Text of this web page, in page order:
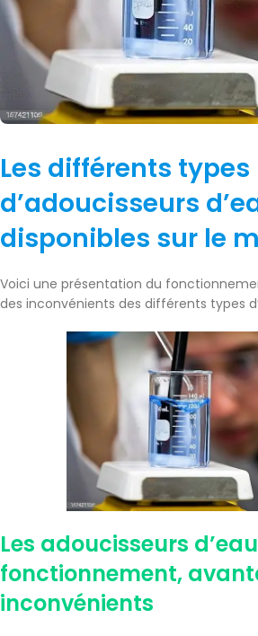
Les différents types
d’adoucisseurs
disponibles sur le
Voici une présentation du
des inconvénients des différents types
Les adoucisseurs
fonctionnement,
inconvénients